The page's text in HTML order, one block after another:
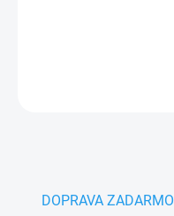
DOPRAVA ZADARMO